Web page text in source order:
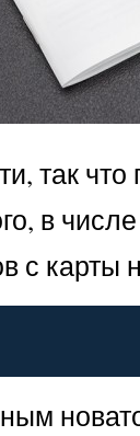
так
в
с